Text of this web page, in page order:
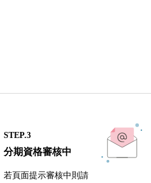
STEP.3
分期資格審核中
若頁面提示審核中則請